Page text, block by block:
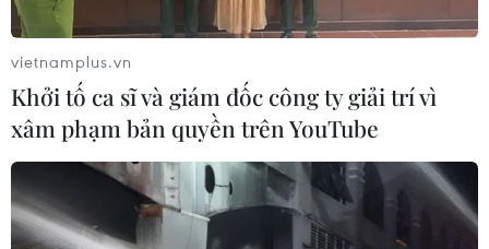
vietnamplus.vn
Khởi tố ca sĩ và giám đốc công ty giải trí vì
xâm phạm bản quyền trên YouTube